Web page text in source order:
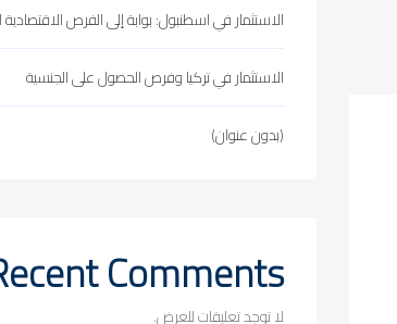
الاستثمار في اسطنبول: بوابة إلى الفرص الاقتصادية
الاستثمار في تركيا وفرص الحصول على الجنسية
(بدون عنوان)
Comments
لا توجد تعليقات للعرض.